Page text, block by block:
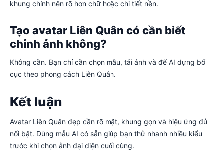
khung chính nên rõ hơn chữ hoặc chi tiết nền.
Tạo avatar Liên Quân có cần biết
chỉnh ảnh không?
Không cần. Bạn chỉ cần chọn mẫu, tải ảnh và để AI dựng bố
cục theo phong cách Liên Quân.
Kết luận
Avatar Liên Quân đẹp cần rõ mặt, khung gọn và hiệu ứng đủ
nổi bật. Dùng mẫu AI có sẵn giúp bạn thử nhanh nhiều kiểu
trước khi chọn ảnh đại diện cuối cùng.